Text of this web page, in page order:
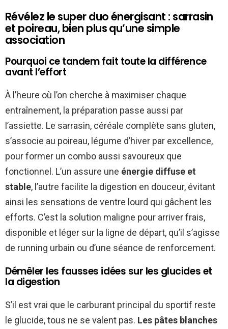
Révélez le super duo énergisant : sarrasin
et poireau, bien plus qu’une simple
association
Pourquoi ce tandem fait toute la différence
avant l’effort
À l’heure où l’on cherche à maximiser chaque
entraînement, la préparation passe aussi par
l’assiette. Le sarrasin, céréale complète sans gluten,
s’associe au poireau, légume d’hiver par excellence,
pour former un combo aussi savoureux que
fonctionnel. L’un assure une énergie diffuse et
stable, l’autre facilite la digestion en douceur, évitant
ainsi les sensations de ventre lourd qui gâchent les
efforts. C’est la solution maligne pour arriver frais,
disponible et léger sur la ligne de départ, qu’il s’agisse
de running urbain ou d’une séance de renforcement.
Démêler les fausses idées sur les glucides et
la digestion
S’il est vrai que le carburant principal du sportif reste
le glucide, tous ne se valent pas. Les pâtes blanches